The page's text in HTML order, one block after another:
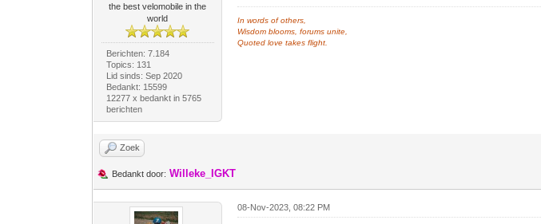
the best velomobile in the
world
Berichten: 7.184
Topics: 131
Lid sinds: Sep 2020
Bedankt: 15599
12277 x bedankt in 5765
berichten
In words of others,
Wisdom blooms, forums unite,
Quoted love takes flight.
Zoek
Bedankt door: Willeke_IGKT
08-Nov-2023, 08:22 PM